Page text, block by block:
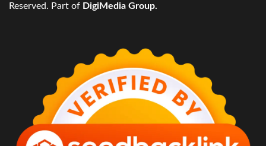
Reserved. Part of DigiMedia Group.